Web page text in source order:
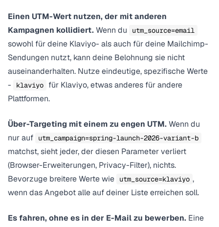
Einen UTM-Wert nutzen, der mit anderen
Kampagnen kollidiert.Wenn du utm_source=email
sowohl für deine Klaviyo- als auch für deine Mailchimp-
Sendungen nutzt, kann deine Belohnung sie nicht
auseinanderhalten. Nutze eindeutige, spezifische Werte
-
klaviyo
für Klaviyo, etwas anderes für andere
Plattformen.
Über-Targeting mit einem zu engen UTM.Wenn du
nur auf
utm_campaign=spring-launch-2026-variant-b
matchst, sieht jeder, der diesen Parameter verliert
(Browser-Erweiterungen, Privacy-Filter), nichts.
Bevorzuge breitere Werte wie
utm_source=klaviyo ,
wenn das Angebot alle auf deiner Liste erreichen soll.
Es fahren, ohne es in der E-Mail zu bewerben. Eine